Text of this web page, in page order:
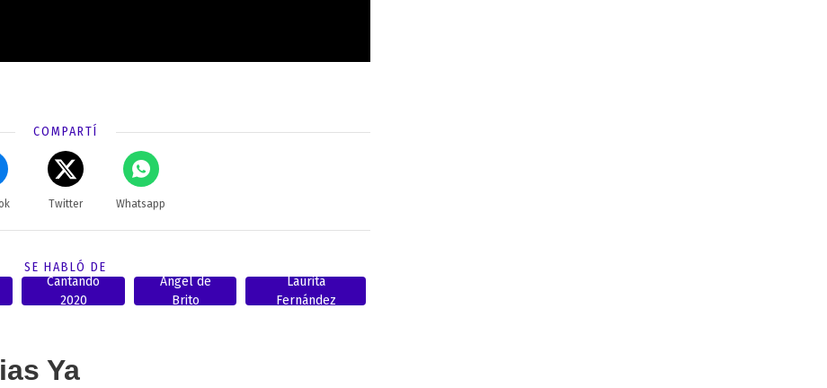
COMPARTÍ
Twitter Whatsapp
SE HABLÓ DE
Cantando
2020
Angel de
Brito
Laurita
Fernández
Ya